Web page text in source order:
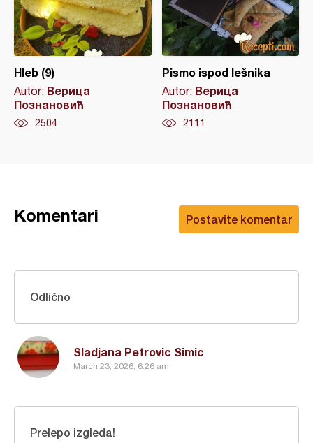
Hleb (9)
Autor: Верица
Познановић
2504
Pismo ispod lešnika
Autor: Верица
Познановић
2111
Postavite komentar
Komentari
Sladjana Petrovic Simic
March 23, 2026, 6:26 am
Odlično
Prelepo izgleda!